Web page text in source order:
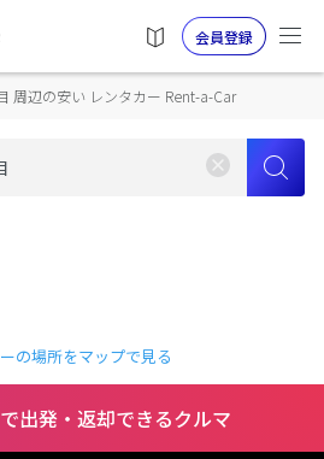
会員登録
周辺の安い レンタカー Rent-a-Car
の場所をマップで見る
出発・返却できるクルマ